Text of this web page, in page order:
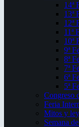
14ª
13ª
12ª
11ª
10ª
9ª
8ª
7ª
6ª
5ª
Congreso
Feria
Mitos y
Semana